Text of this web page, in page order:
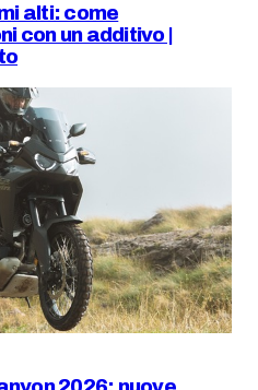
alti: come
con un additivo |